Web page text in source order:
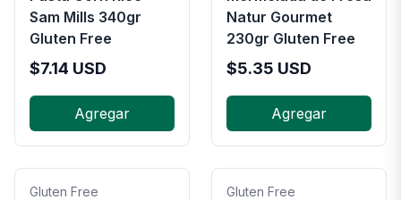
Sam Mills 340gr
Gluten Free
$7.14 USD
Agregar
Natur Gourmet
230gr Gluten Free
$5.35 USD
Agregar
Gluten Free Gluten Free